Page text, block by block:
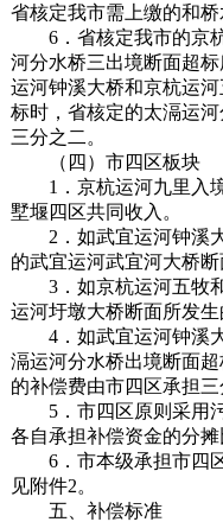
省核定我市需上缴的和
6．省核定我市的京杭
河分水桥三出境断面超
运河钟溪大桥和京杭运
标时，省核定的太滆运
三分之二。
（四）市四区板块
1．京杭运河九里入境
墅堰四区共同收入。
2．如武宜运河钟溪大
的武宜运河武宜河大桥
3．如京杭运河五牧和
运河圩墩大桥断面所发生
4．如武宜运河钟溪大
滆运河分水桥出境断面
的补偿费由市四区承担三
5．市四区原则采用污
各自承担补偿资金的分
6．市本级承担市四区
见附件2。
五、补偿标准